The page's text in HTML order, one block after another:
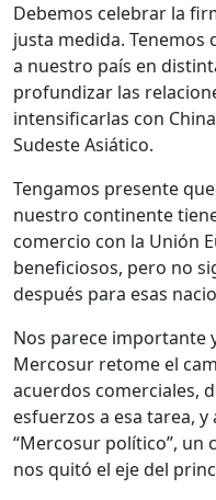
Debemos celebrar la
justa medida.
a nuestro país en
profundizar las
intensificarlas con
Sudeste Asiático.
Tengamos presente
nuestro continente
comercio con la Unión
beneficiosos, pero no
después para esas
Nos parece importante
Mercosur retome el
acuerdos comerciales,
esfuerzos a esa tarea,
“Mercosur político”, un
nos quitó el eje del